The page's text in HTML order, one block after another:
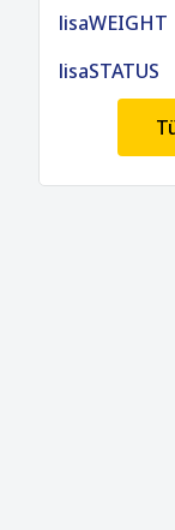
lisaWEIGHT
lisaSTATUS